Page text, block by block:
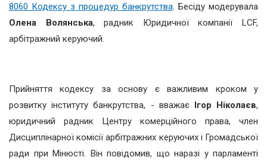
8060 Кодексу з процедур банкрутства. Бесіду модерувала
Олена Волянська, радник Юридичної компанії LCF,
арбітражний керуючий.
Прийняття кодексу за основу є важливим кроком у
розвитку інституту банкрутства, - вважає Ігор Ніколаєв,
юридичний радник Центру комерційного права, член
Дисциплінарної комісії арбітражних керуючих і Громадської
ради при Мінюсті. Він повідомив, що наразі у парламенті